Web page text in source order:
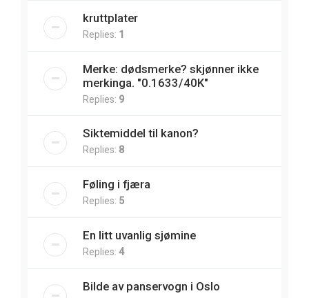
kruttplater
Replies: 1
Merke: dødsmerke? skjønner ikke
merkinga. "0.1633/40K"
Replies: 9
Siktemiddel til kanon?
Replies: 8
Føling i fjæra
Replies: 5
En litt uvanlig sjømine
Replies: 4
Bilde av panservogn i Oslo